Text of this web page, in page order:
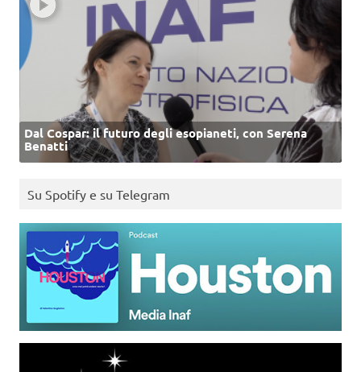
Dal Cospar: il futuro degli esopianeti, con Serena
Benatti
Su Spotify e su Telegram